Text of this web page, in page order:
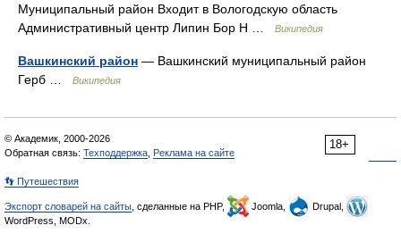
Муниципальный район Входит в Вологодскую область
Административный центр Липин Бор Н …
Википедия
Вашкинский район — Вашкинский муниципальный район
Герб …
Википедия
18+
© Академик, 2000-2026
Обратная связь: Техподдержка Реклама на сайте
👣 Путешествия
Экспорт словарей на сайты , сделанные на PHP, Joomla,
Drupal,
WordPress, MODx.